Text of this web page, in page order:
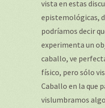
vista en estas
epistemológicas,
podríamos decir
experimenta un
caballo, ve
físico, pero sólo
Caballo en la que
vislumbramos